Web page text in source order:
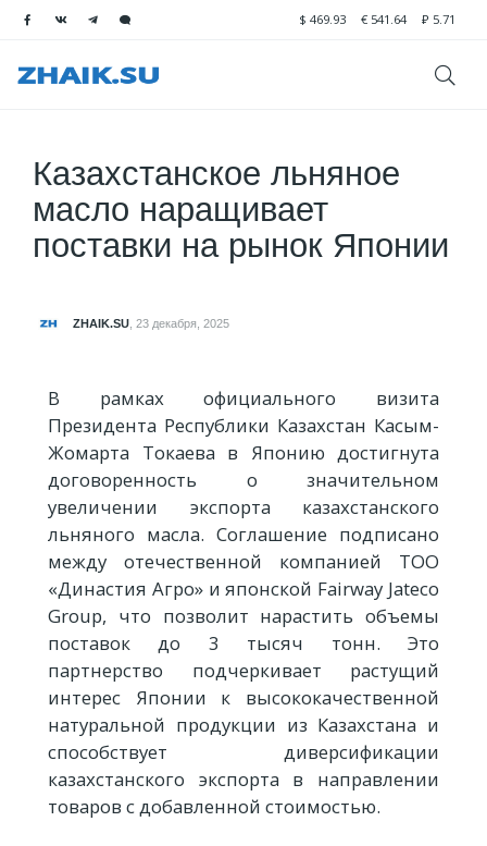
$ 469.93 € 541.64 ₽ 5.71
Казахстанское льняное
масло наращивает
поставки на рынок Японии
ZHAIK.SU 23 декабря, 2025
В рамках официального визита
Президента Республики Казахстан Касым-
Жомарта Токаева в Японию достигнута
договоренность о значительном
увеличении экспорта казахстанского
льняного масла. Соглашение подписано
между отечественной компанией ТОО
«Династия Агро» и японской Fairway Jateco
Group, что позволит нарастить объемы
поставок до 3 тысяч тонн. Это
партнерство подчеркивает растущий
интерес Японии к высококачественной
натуральной продукции из Казахстана и
способствует диверсификации
казахстанского экспорта в направлении
товаров с добавленной стоимостью.